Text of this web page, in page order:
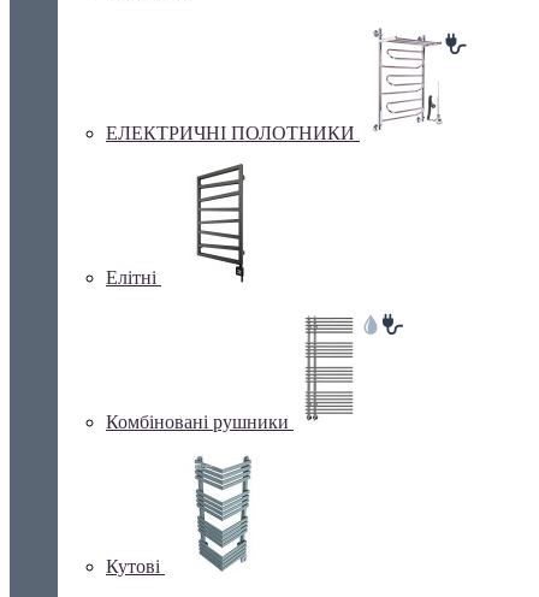
ЕЛЕКТРИЧНІ ПОЛОТНИКИ
Елітні
Комбіновані рушники
Кутові